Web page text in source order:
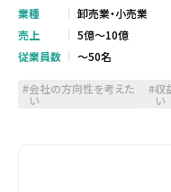
業種
卸売業・小売業
売上
5億～10億
従業員数
～50名
会社の方向性を考えた
い
収
い